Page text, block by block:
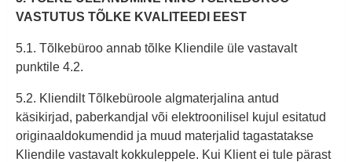
VASTUTUS TÕLKE KVALITEEDI EEST
5.1. Tõlkebüroo annab tõlke Kliendile üle vastavalt
punktile 4.2.
5.2. Kliendilt Tõlkebüroole algmaterjalina antud
käsikirjad, paberkandjal või elektroonilisel kujul esitatud
originaaldokumendid ja muud materjalid tagastatakse
Kliendile vastavalt kokkuleppele. Kui Klient ei tule pärast